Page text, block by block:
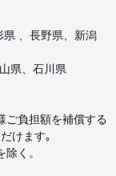
県 、長野県、新潟
県、石川県
ご負担額を補償する
けます｡
く。